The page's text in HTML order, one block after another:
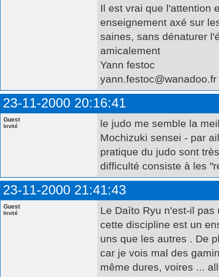
Il est vrai que l'attention
enseignement axé sur
saines, sans dénaturer
amicalement
Yann festoc
yann.festoc@wanadoo.fr
23-11-2000 20:16:41
Guest
Invité
le judo me semble la
Mochizuki sensei - par
pratique du judo sont
difficulté consiste à les
23-11-2000 21:41:43
Guest
Invité
Le Daïto Ryu n'est-il
cette discipline est un
uns que les autres . De
car je vois mal des
même dures, voires ...